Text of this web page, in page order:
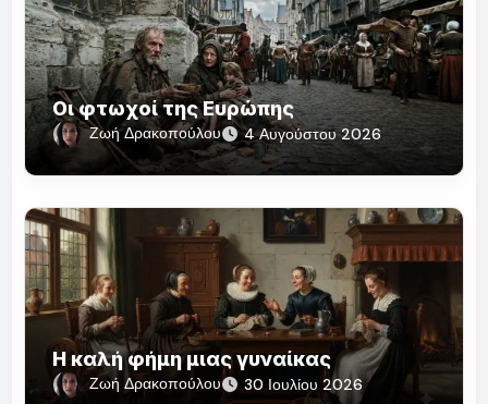
Οι φτωχοί της Ευρώπης
Ζωή Δρακοπούλου 4 Αυγούστου 2026
Η καλή φήμη μιας γυναίκας
Ζωή Δρακοπούλου 30 Ιουλίου 2026